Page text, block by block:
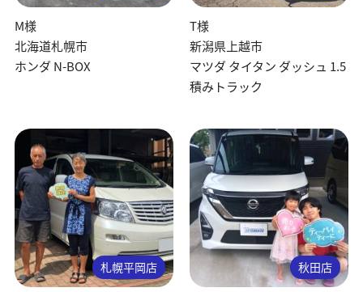
M様
北海道札幌市
ホンダ N-BOX
T様
新潟県上越市
マツダ タイタン ダッシュ 1.5
積みトラック
札幌平岡店 秋田店